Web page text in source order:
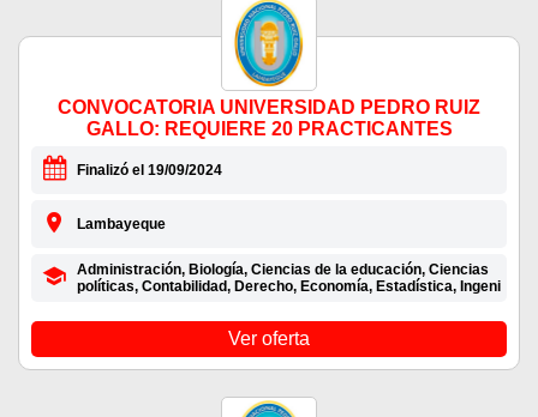
CONVOCATORIA UNIVERSIDAD PEDRO RUIZ
GALLO: REQUIERE 20 PRACTICANTES
Finalizó el 19/09/2024
Lambayeque
Administración, Biología, Ciencias de la educación, Ciencias
políticas, Contabilidad, Derecho, Economía, Estadística, Ingeni
Ver oferta